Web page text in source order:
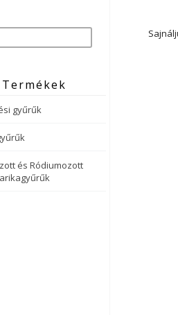
Termékek
gyűrűk
és Ródiumozott